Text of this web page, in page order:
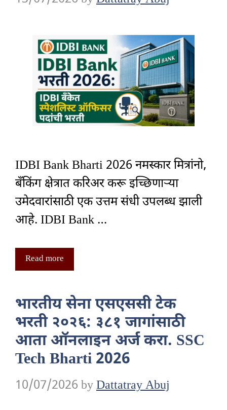
IDBI Bank Bharti 2026 नमस्कार मित्रांनो,
बँकिंग क्षेत्रात करिअर करू इच्छिणाऱ्या
उमेदवारांसाठी एक उत्तम संधी उपलब्ध झाली
आहे. IDBI Bank …
Read more
भारतीय सेना एसएससी टेक
भरती २०२६: ३८१ जागांसाठी
आता ऑनलाइन अर्ज करा. SSC
Tech Bharti 2026
10/07/2026 byDattatray Abuj